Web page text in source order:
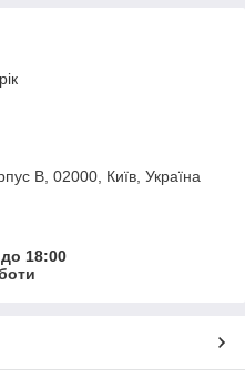
В, 02000, Київ, Україна
18:00